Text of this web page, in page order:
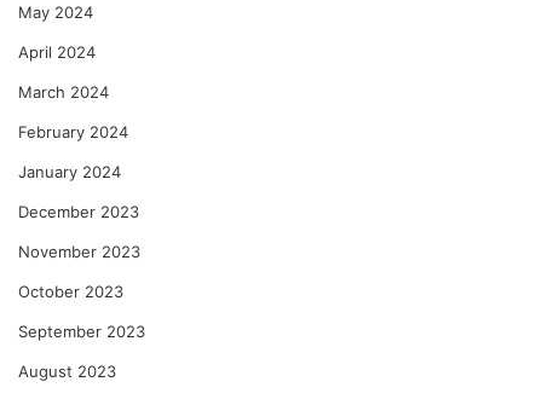
May 2024
April 2024
March 2024
February 2024
January 2024
December 2023
November 2023
October 2023
September 2023
August 2023